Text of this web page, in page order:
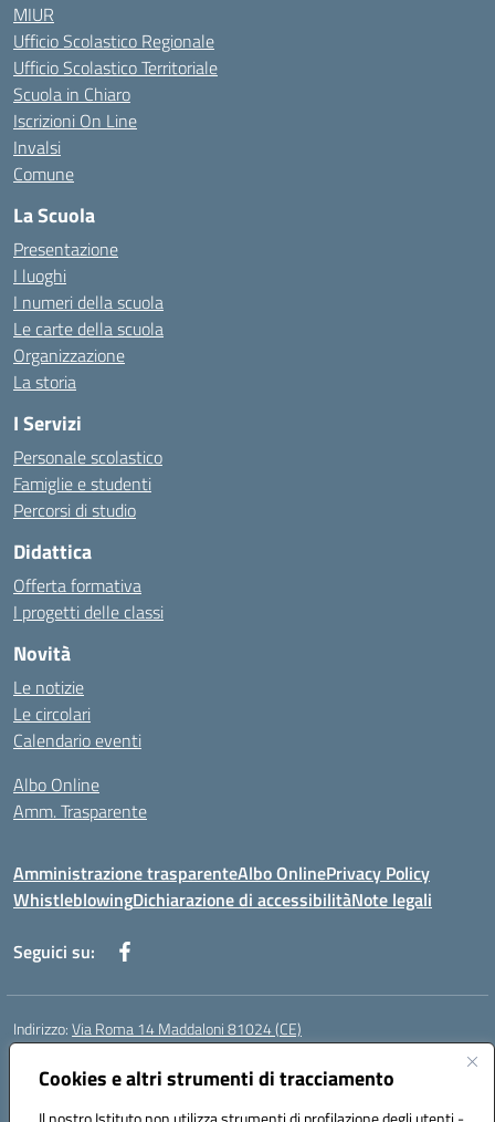
Cookies e altri strumenti di tracciamento
MIUR
Ufficio Scolastico Regionale
Ufficio Scolastico Territoriale
Scuola in Chiaro
Iscrizioni On Line
Invalsi
Comune
La Scuola
Presentazione
I luoghi
I numeri della scuola
Le carte della scuola
Organizzazione
La storia
I Servizi
Personale scolastico
Famiglie e studenti
Percorsi di studio
Didattica
Offerta formativa
I progetti delle classi
Novità
Le notizie
Le circolari
Calendario eventi
Albo Online
Amm. Trasparente
Amministrazione trasparenteAlbo OnlinePrivacy Policy
WhistleblowingDichiarazione di accessibilitàNote legali
Seguici su:
Indirizzo:Via Roma 14 Maddaloni 81024 (CE)
Centralino:
Posta elettronica certificata (PEC):ceic8an00r@pec.istruzione.it
Codice fiscale: 80006190617